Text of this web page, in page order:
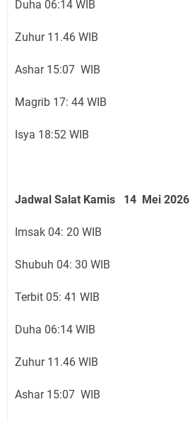
Duha 06:14 WIB
Zuhur 11.46 WIB
Ashar 15:07 WIB
Magrib 17: 44 WIB
Isya 18:52 WIB
Jadwal Salat Kamis 14 Mei 2026
Imsak 04: 20 WIB
Shubuh 04: 30 WIB
Terbit 05: 41 WIB
Duha 06:14 WIB
Zuhur 11.46 WIB
Ashar 15:07 WIB